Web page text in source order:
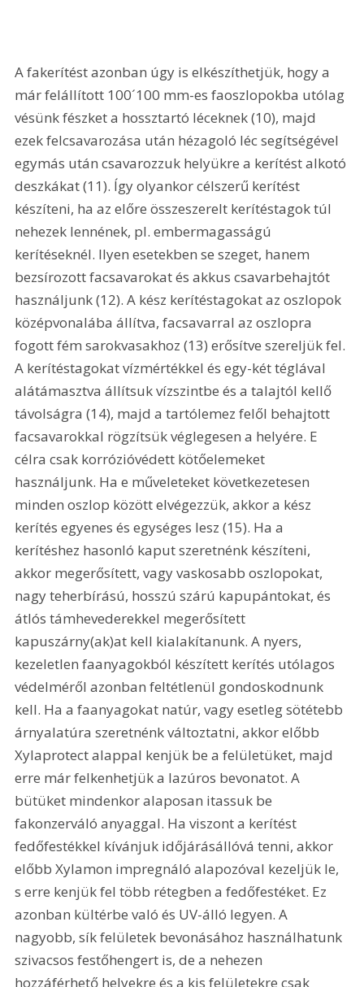
A fakerítést azonban úgy is elkészíthetjük, hogy a
már felállított 100´100 mm-es faoszlopokba utólag
vésünk fészket a hossztartó léceknek (10), majd
ezek felcsavarozása után hézagoló léc segítségével
egymás után csavarozzuk helyükre a kerítést alkotó
deszkákat (11). Így olyankor célszerű kerítést
készíteni, ha az előre összeszerelt kerítéstagok túl
nehezek lennének, pl. embermagasságú
kerítéseknél. Ilyen esetekben se szeget, hanem
bezsírozott facsavarokat és akkus csavarbehajtót
használjunk (12). A kész kerítéstagokat az oszlopok
középvonalába állítva, facsavarral az oszlopra
fogott fém sarokvasakhoz (13) erősítve szereljük fel.
A kerítéstagokat vízmértékkel és egy-két téglával
alátámasztva állítsuk vízszintbe és a talajtól kellő
távolságra (14), majd a tartólemez felől behajtott
facsavarokkal rögzítsük véglegesen a helyére. E
célra csak korrózióvédett kötőelemeket
használjunk. Ha e műveleteket következetesen
minden oszlop között elvégezzük, akkor a kész
kerítés egyenes és egységes lesz (15). Ha a
kerítéshez hasonló kaput szeretnénk készíteni,
akkor megerősített, vagy vaskosabb oszlopokat,
nagy teherbírású, hosszú szárú kapupántokat, és
átlós támhevederekkel megerősített
kapuszárny(ak)at kell kialakítanunk. A nyers,
kezeletlen faanyagokból készített kerítés utólagos
védelméről azonban feltétlenül gondoskodnunk
kell. Ha a faanyagokat natúr, vagy esetleg sötétebb
árnyalatúra szeretnénk változtatni, akkor előbb
Xylaprotect alappal kenjük be a felületüket, majd
erre már felkenhetjük a lazúros bevonatot. A
bütüket mindenkor alaposan itassuk be
fakonzerváló anyaggal. Ha viszont a kerítést
fedőfestékkel kívánjuk időjárásállóvá tenni, akkor
előbb Xylamon impregnáló alapozóval kezeljük le,
s erre kenjük fel több rétegben a fedőfestéket. Ez
azonban kültérbe való és UV-álló legyen. A
nagyobb, sík felületek bevonásához használhatunk
szivacsos festőhengert is, de a nehezen
hozzáférhető helyekre és a kis felületekre csak